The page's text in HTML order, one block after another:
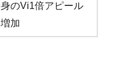
身のVi1倍アピール
増加